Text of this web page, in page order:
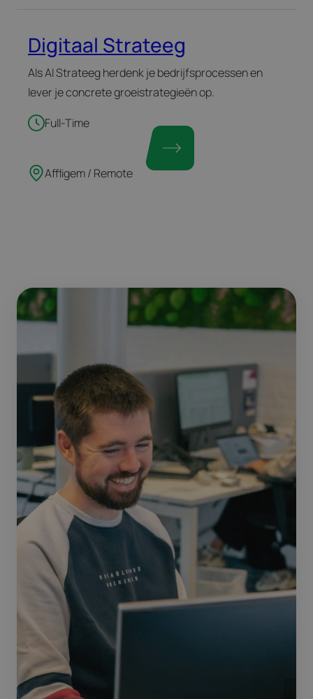
Digitaal Strateeg
Als AI Strateeg herdenk je bedrijfsprocessen en
lever je concrete groeistrategieën op.
Full-Time
Affligem / Remote